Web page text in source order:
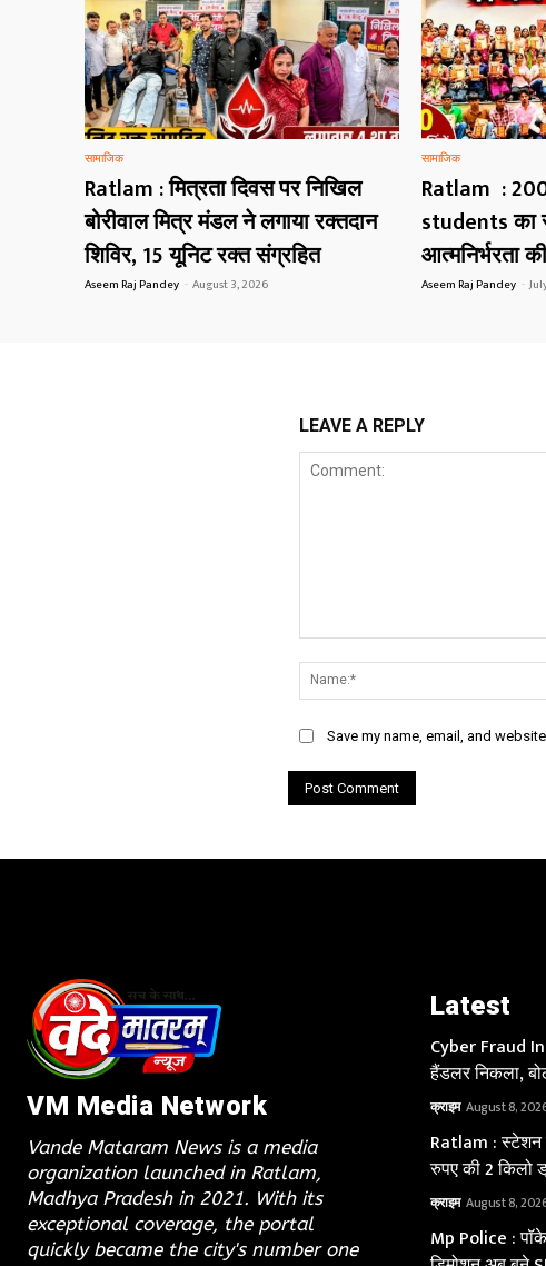
सामाजिक
Ratlam : मित्रता दिवस पर निखिल
बोरीवाल मित्र मंडल ने लगाया रक्तदान
शिविर, 15 यूनिट रक्त संग्रहित
Aseem Raj Pandey - August 3, 2026
सामाजिक
Ratlam :
students का
आत्मनिर्भरता
Aseem Raj Pandey -
LEAVE A REPLY
Save my name, email, and
VM Media Network
Vande Mataram News is a media
organization launched in Ratlam,
Madhya Pradesh in 2021. With its
exceptional coverage, the portal
quickly became the city's number one
Latest
Cyber Fraud
हैंडलर निकला,
क्राइम August 8,
Ratlam : स्टेशन
रुपए की 2 किलो
क्राइम August 8,
Mp Police :